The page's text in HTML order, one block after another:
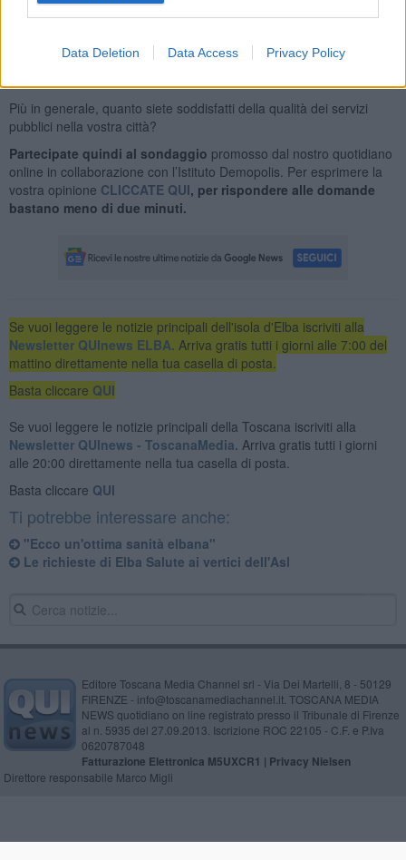
Data Deletion Data Access Privacy Policy
Che voto dareste alla qualità dei servizi sanitari nell’area in cui
Su che cosa bisognerebbe investire per il miglioramento della
Più in generale, quanto siete soddisfatti della qualità dei servizi
pubblici nella vostra città?
Partecipate quindi al sondaggio promosso dal nostro quotidiano
online in collaborazione con l’Istituto Demopolis. Per esprimere la
vostra opinione CLICCATE QUI, per rispondere alle domande
bastano meno di due minuti.
Se vuoi leggere le notizie principali dell'isola d'Elba iscriviti alla
Newsletter QUInews ELBA. Arriva gratis tutti i giorni alle 7:00 del
mattino direttamente nella tua casella di posta.
Basta cliccare QUI
Se vuoi leggere le notizie principali della Toscana iscriviti alla
Newsletter QUInews - ToscanaMedia. Arriva gratis tutti i giorni
alle 20:00 direttamente nella tua casella di posta.
Basta cliccare QUI
Ti potrebbe interessare anche:
"Ecco un'ottima sanità elbana"
Le richieste di Elba Salute ai vertici dell'Asl
Editore Toscana Media Channel srl - Via Dei Martelli, 8 - 50129
FIRENZE - info@toscanamediachannel.it. TOSCANA MEDIA
NEWS quotidiano on line registrato presso il Tribunale di Firenze
al n. 5935 del 27.09.2013. Iscrizione ROC 22105 - C.F. e P.Iva
0620787048
Fatturazione Elettronica M5UXCR1 | Privacy Nielsen
Direttore responsabile Marco Migli